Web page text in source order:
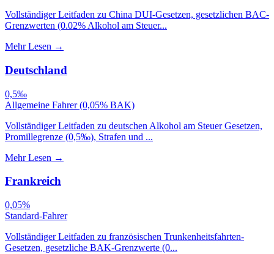
Vollständiger Leitfaden zu China DUI-Gesetzen, gesetzlichen BAC-
Grenzwerten (0.02% Alkohol am Steuer...
Mehr Lesen →
Deutschland
0,5‰
Allgemeine Fahrer (0,05% BAK)
Vollständiger Leitfaden zu deutschen Alkohol am Steuer Gesetzen,
Promillegrenze (0,5‰), Strafen und ...
Mehr Lesen →
Frankreich
0,05%
Standard-Fahrer
Vollständiger Leitfaden zu französischen Trunkenheitsfahrten-
Gesetzen, gesetzliche BAK-Grenzwerte (0...